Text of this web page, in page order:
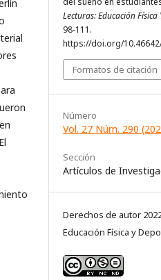
Lecturas: Educación Física
98-111.
https://doi.org/
Formatos de citación
Número
Vol. 27 Núm. 290
Sección
Artículos de
Derechos de autor
Educación Física y